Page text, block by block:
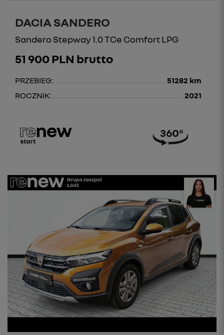
DACIA SANDERO
Sandero Stepway 1.0 TCe Comfort LPG
51 900 PLN brutto
PRZEBIEG:
51282 km
ROCZNIK:
2021